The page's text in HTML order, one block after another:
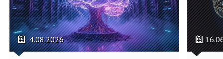
4.08.2026